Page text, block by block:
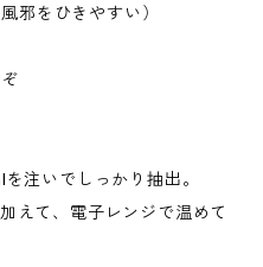
邪をひきやすい）
注いでしっかり抽出。
えて、電子レンジで温めて